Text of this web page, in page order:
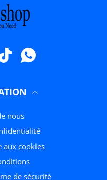
TikTokWhatsApp
nous
aux cookies
de sécurité